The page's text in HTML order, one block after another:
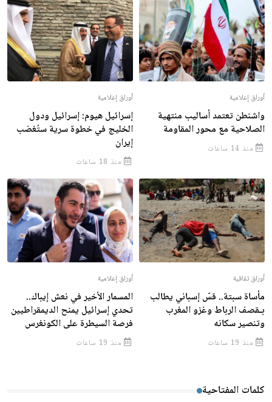
أوراق إعلامية
واشنطن تعتمد أساليب منتهية
الصلاحية مع محور المقاومة
منذ 14 ساعات
أوراق إعلامية
إسرائيل هيوم: إسرائيل ودول
الخليج في خطوة سرية ستُغضب
إيران
منذ 18 ساعات
أوراق ثقافية
مأساة سبتة.. قسّ إسباني يطالب
بـقصف الرباط وغزو المغرب
وتنصير سكانه
منذ 19 ساعات
أوراق إعلامية
المسمار الأخير في نعش إيباك..
تحدي إسرائيل يمنح الديمقراطيين
فرصة السيطرة على الكونغرس
منذ 19 ساعات
كلمات المفتاحية